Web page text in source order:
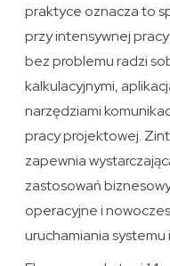
praktyce oznacza to
przy intensywnej
bez problemu radzi
kalkulacyjnymi,
narzędziami
pracy projektowej.
zapewnia
zastosowań
operacyjne i
uruchamiania systemu